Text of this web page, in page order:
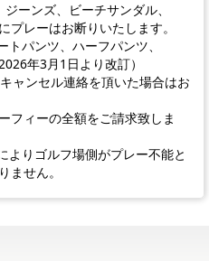
ーンズ、ビーチサンダル、
プレーはお断りいたします。
パンツ、ハーフパンツ、
年3月1日より改訂）
ャンセル連絡を頂いた場合はお
フィーの全額をご請求致しま
りゴルフ場側がプレー不能と
ません。